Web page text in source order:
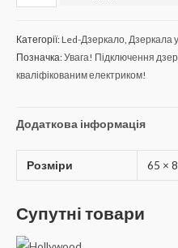
Категорії:Led-Дзеркало, Дзеркала
Позначка:Увага! Підключення
кваліфікованим електриком!
Додаткова інформація
Розміри 65 ×
Супутні товари